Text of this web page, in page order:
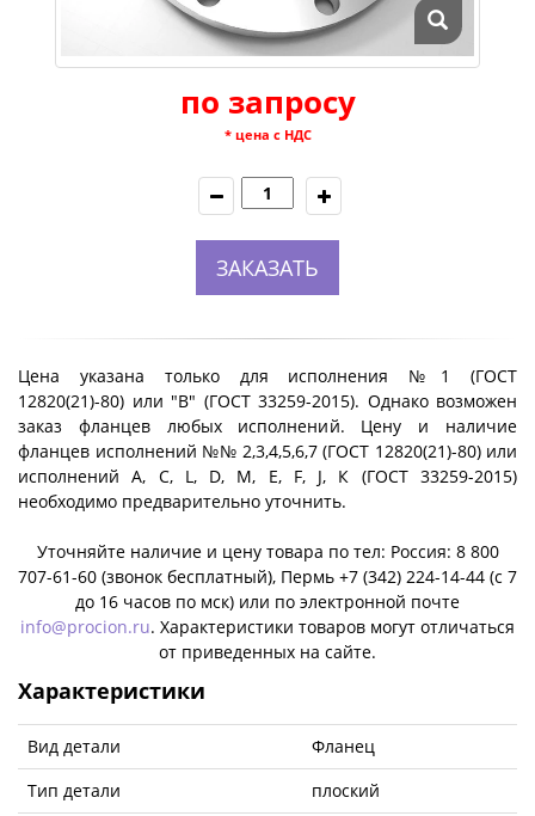
по запросу
* цена с НДС
ЗАКАЗАТЬ
Цена указана только для исполнения №1 (ГОСТ
12820(21)-80) или "B" (ГОСТ 33259-2015). Однако возможен
заказ фланцев любых исполнений. Цену и наличие
фланцев исполнений №№ 2,3,4,5,6,7 (ГОСТ 12820(21)-80) или
исполнений A, C, L, D, M, E, F, J, К (ГОСТ 33259-2015)
необходимо предварительно уточнить.
Уточняйте наличие и цену товара по тел: Россия: 8 800
707-61-60 (звонок бесплатный), Пермь +7 (342) 224-14-44 (c 7
до 16 часов по мск) или по электронной почте
info@procion.ru. Характеристики товаров могут отличаться
от приведенных на сайте.
Характеристики
Вид детали
Фланец
Тип детали
плоский